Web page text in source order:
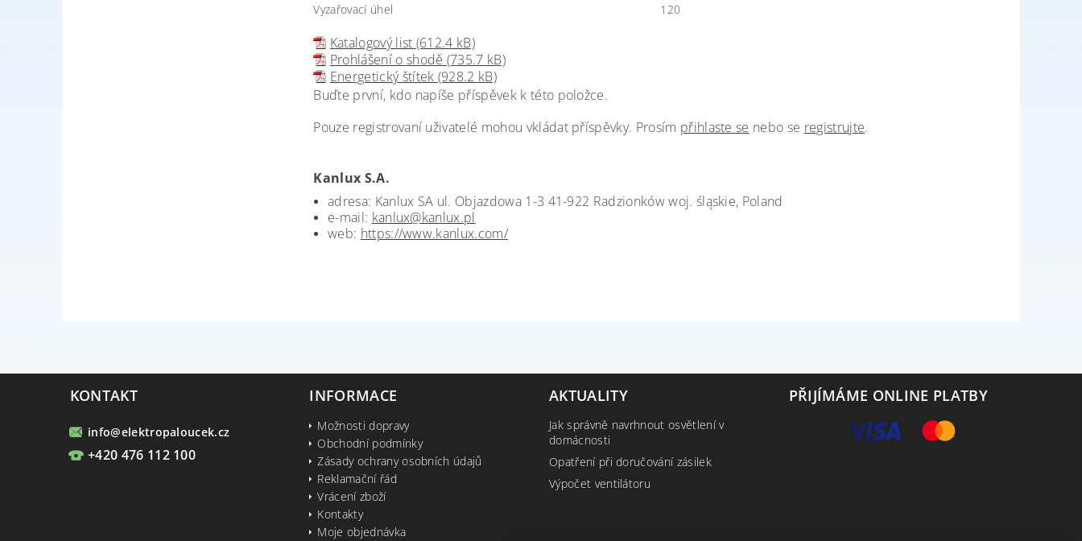
Vyzařovací úhel
120
Katalogový list (612.4 kB)
Prohlášení o shodě (735.7 kB)
Energetický štítek (928.2 kB)
Buďte první, kdo napíše příspěvek k této položce.
Pouze registrovaní uživatelé mohou vkládat příspěvky. Prosím přihlaste se nebo se registrujte.
Kanlux S.A.
adresa: Kanlux SA ul. Objazdowa 1-3 41-922 Radzionków woj. śląskie, Poland
e-mail: kanlux@kanlux.pl
web: https://www.kanlux.com/
KONTAKT
info@elektropaloucek.cz
+420 476 112 100
INFORMACE
Možnosti dopravy
Obchodní podmínky
Zásady ochrany osobních údajů
Reklamační řád
Vrácení zboží
Kontakty
Moje objednávka
AKTUALITY
Jak správně navrhnout osvětlení v
domácnosti
Opatření při doručování zásilek
Výpočet ventilátoru
PŘIJÍMÁME ONLINE PLATBY